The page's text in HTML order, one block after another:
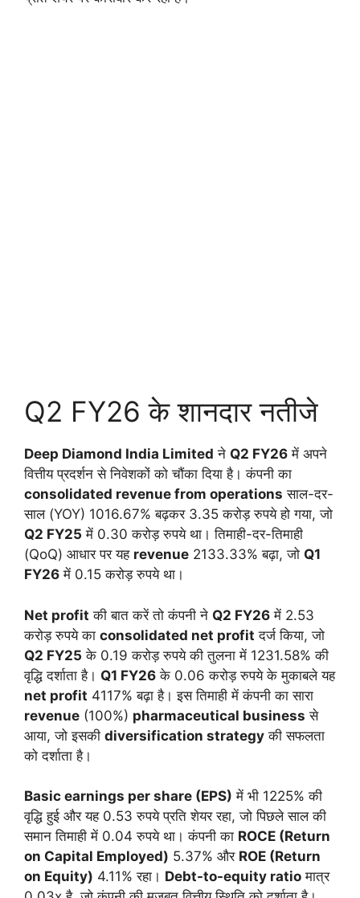
Q2 FY26 के शानदार नतीजे
Deep Diamond India Limited ने Q2 FY26 में अपने
वित्तीय प्रदर्शन से निवेशकों को चौंका दिया है। कंपनी का
consolidated revenue from operations साल-दर-
साल (YOY) 1016.67% बढ़कर 3.35 करोड़ रुपये हो गया, जो
Q2 FY25 में 0.30 करोड़ रुपये था। तिमाही-दर-तिमाही
(QoQ) आधार पर यह revenue 2133.33% बढ़ा, जो Q1
FY26 में 0.15 करोड़ रुपये था।
Net profit की बात करें तो कंपनी ने Q2 FY26 में 2.53
करोड़ रुपये का consolidated net profit दर्ज किया, जो
Q2 FY25 के 0.19 करोड़ रुपये की तुलना में 1231.58% की
वृद्धि दर्शाता है। Q1 FY26 के 0.06 करोड़ रुपये के मुकाबले यह
net profit 4117% बढ़ा है। इस तिमाही में कंपनी का सारा
revenue (100%) pharmaceutical business से
आया, जो इसकी diversification strategy की सफलता
को दर्शाता है।
Basic earnings per share (EPS) में भी 1225% की
वृद्धि हुई और यह 0.53 रुपये प्रति शेयर रहा, जो पिछले साल की
समान तिमाही में 0.04 रुपये था। कंपनी का ROCE (Return
on Capital Employed) 5.37% और ROE (Return
on Equity) 4.11% रहा। Debt-to-equity ratio मात्र